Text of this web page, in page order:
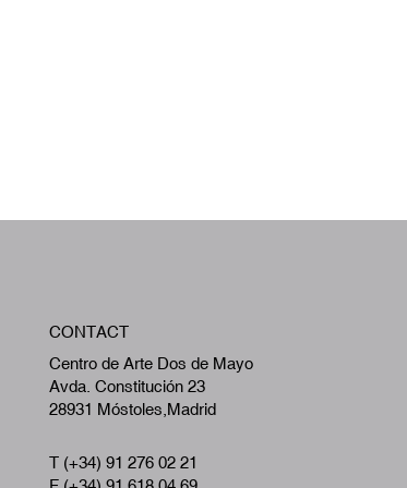
CONTACT
Centro de Arte Dos de Mayo
Avda. Constitución 23
28931 Móstoles,Madrid
T (+34) 91 276 02 21